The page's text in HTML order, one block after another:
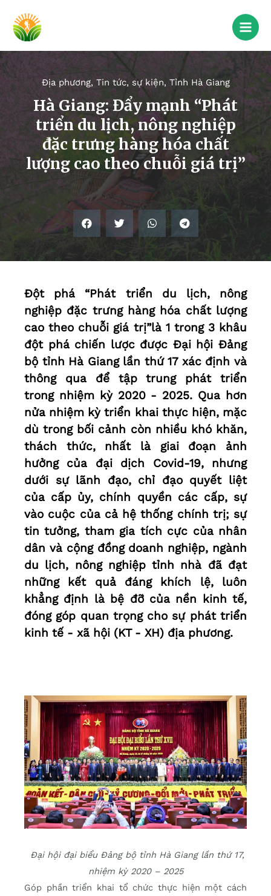
Địa phương, Tin tức, sự kiện, Tỉnh Hà Giang
Hà Giang: Đẩy mạnh “Phát
triển du lịch, nông nghiệp
đặc trưng hàng hóa chất
lượng cao theo chuỗi giá trị”
Đột phá “Phát triển du lịch, nông
nghiệp đặc trưng hàng hóa chất lượng
cao theo chuỗi giá trị”là 1 trong 3 khâu
đột phá chiến lược được Đại hội Đảng
bộ tỉnh Hà Giang lần thứ 17 xác định và
thông qua để tập trung phát triển
trong nhiệm kỳ 2020 - 2025. Qua hơn
nửa nhiệm kỳ triển khai thực hiện, mặc
dù trong bối cảnh còn nhiều khó khăn,
thách thức, nhất là giai đoạn ảnh
hưởng của đại dịch Covid-19, nhưng
dưới sự lãnh đạo, chỉ đạo quyết liệt
của cấp ủy, chính quyền các cấp, sự
vào cuộc của cả hệ thống chính trị; sự
tin tưởng, tham gia tích cực của nhân
dân và cộng đồng doanh nghiệp, ngành
du lịch, nông nghiệp tỉnh nhà đã đạt
những kết quả đáng khích lệ, luôn
khẳng định là bệ đỡ của nền kinh tế,
đóng góp quan trọng cho sự phát triển
kinh tế - xã hội (KT - XH) địa phương.
​ Đại hội đại biểu Đảng bộ tỉnh Hà Giang lần thứ 17,
nhiệm kỳ 2020 – 2025
Góp phần triển khai tổ chức thực hiện một cách